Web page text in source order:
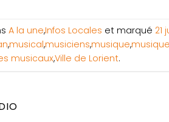
A la une,Infos Locales et marqué 21
,musical,musiciens,musique,
musicaux,Ville de Lorient.